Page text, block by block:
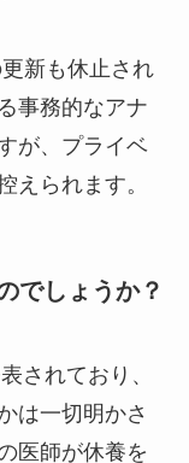
新も休止され
事務的なアナ
が、プライベ
えられます。
でしょうか？
されており、
は一切明かさ
医師が休養を